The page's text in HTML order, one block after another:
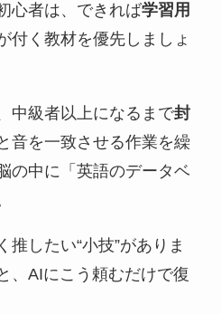
心者は、できれば学習用
付く教材を優先しましょ
中級者以上になるまで封
音を一致させる作業を繰
の中に「英語のデータベ
推したい“小技”がありま
、AIにこう頼むだけで復